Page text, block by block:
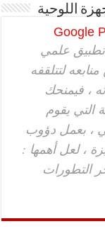
اللوحية
تطبيق علمي
لتتلقفه
، فيمنحك
التي يقوم
، بعمل دؤوب
، لعل أهمها :
التطورات